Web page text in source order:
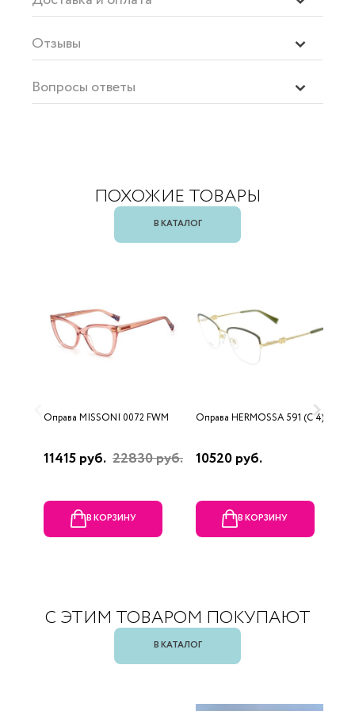
Отзывы
Вопросы ответы
ПОХОЖИЕ ТОВАРЫ
В КАТАЛОГ
Оправа MISSONI 0072 FWM
11415 руб. 22830 руб.
В КОРЗИНУ
Оправа HERMOSSA 591 (C 4)
10520 руб.
В КОРЗИНУ
С ЭТИМ ТОВАРОМ ПОКУПАЮТ
В КАТАЛОГ